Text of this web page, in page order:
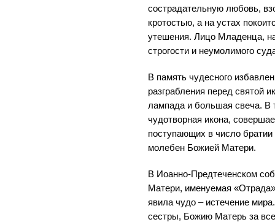
сострадательную любовь,
кротостью, а на устах
утешения. Лицо Младенца,
строгости и неумолимого
В память чудесного
разграбления перед святой
лампада и большая свеча. В
чудотворная икона,
поступающих в число
молебен Божией Матери.
В Иоанно-Предтеченском
Матери, именуемая
явила чудо – истечение
сестры, Божию Матерь за